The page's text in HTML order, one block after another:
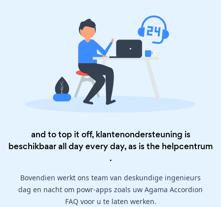
and to top it off, klantenondersteuning is
beschikbaar all day every day, as is the helpcentrum
.
Bovendien werkt ons team van deskundige ingenieurs
dag en nacht om powr-apps zoals uw Agama Accordion
FAQ voor u te laten werken.